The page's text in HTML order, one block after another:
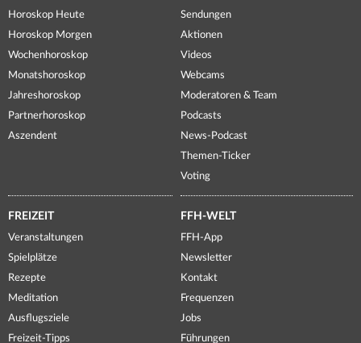
Horoskop Heute
Horoskop Morgen
Wochenhoroskop
Monatshoroskop
Jahreshoroskop
Partnerhoroskop
Aszendent
Sendungen
Aktionen
Videos
Webcams
Moderatoren & Team
Podcasts
News-Podcast
Themen-Ticker
Voting
FREIZEIT
Veranstaltungen
Spielplätze
Rezepte
Meditation
Ausflugsziele
Freizeit-Tipps
FFH-WELT
FFH-App
Newsletter
Kontakt
Frequenzen
Jobs
Führungen